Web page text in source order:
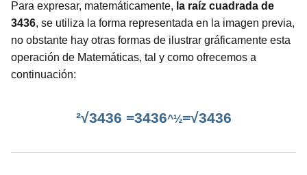
Para expresar, matemáticamente, la raíz cuadrada de
3436, se utiliza la forma representada en la imagen previa,
no obstante hay otras formas de ilustrar gráficamente esta
operación de Matemáticas, tal y como ofrecemos a
continuación:
²√3436 =3436^½=√3436